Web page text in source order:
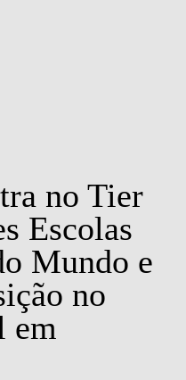
no Tier
Escolas
Mundo e
no
em